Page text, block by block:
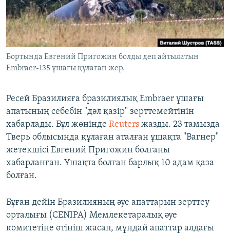
ЖАЗЫЛЫҢЫЗ
Басқа тілдерде
Бортында Евгений Пригожин болды деп айтылатын
Embraer-135 ұшағы құлаған жер.
Ресей Бразилияға бразилиялық Embraer ұшағы
апатының себебін "дәл қазір" зерттемейтінін
хабарлады. Бұл жөнінде Reuters жазды. 23 тамызда
Тверь облысында құлаған аталған ұшақта "Вагнер"
жетекшісі Евгений Пригожин болғаны
хабарланған. Ұшақта болған барлық 10 адам қаза
болған.
Бұған дейін Бразилияның әуе апаттарын зерттеу
орталығы (CENIPA) Мемлекетаралық әуе
комитетіне өтініш жасап, мұндай апаттар алдағы